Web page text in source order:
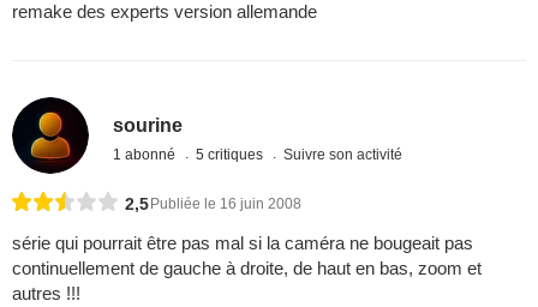
remake des experts version allemande
sourine
1 abonné 5 critiques Suivre son activité
2,5 Publiée le 16 juin 2008
série qui pourrait être pas mal si la caméra ne bougeait pas
continuellement de gauche à droite, de haut en bas, zoom et
autres !!!